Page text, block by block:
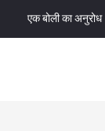
एक बोली का अनुरोध